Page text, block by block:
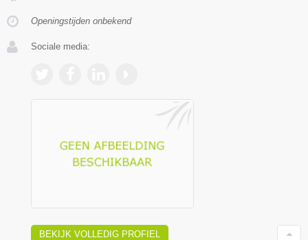
Openingstijden onbekend
Sociale media:
BEKIJK VOLLEDIG PROFIEL